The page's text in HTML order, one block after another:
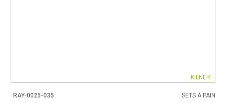
KILNER
RAY-0025-035 SETS À PAIN